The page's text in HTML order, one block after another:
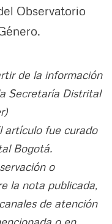
Observatorio
de la información
Secretaría Distrital
artículo fue curado
Bogotá.
o
la nota publicada,
de atención